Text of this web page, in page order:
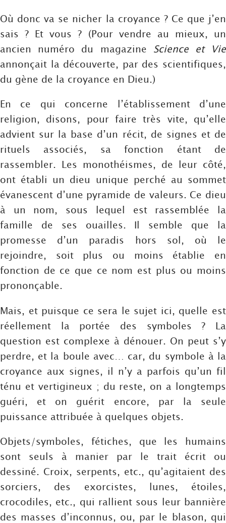
Où donc va se nicher la croyance ? Ce que j’en
sais ? Et vous ? (Pour vendre au mieux, un
ancien numéro du magazine Science et Vie
annonçait la découverte, par des scientifiques,
du gène de la croyance en Dieu.)
En ce qui concerne l’établissement d’une
religion, disons, pour faire très vite, qu’elle
advient sur la base d’un récit, de signes et de
rituels associés, sa fonction étant de
rassembler. Les monothéismes, de leur côté,
ont établi un dieu unique perché au sommet
évanescent d’une pyramide de valeurs. Ce dieu
à un nom, sous lequel est rassemblée la
famille de ses ouailles. Il semble que la
promesse d’un paradis hors sol, où le
rejoindre, soit plus ou moins établie en
fonction de ce que ce nom est plus ou moins
prononçable.
Mais, et puisque ce sera le sujet ici, quelle est
réellement la portée des symboles ? La
question est complexe à dénouer. On peut s’y
perdre, et la boule avec… car, du symbole à la
croyance aux signes, il n’y a parfois qu’un fil
ténu et vertigineux ; du reste, on a longtemps
guéri, et on guérit encore, par la seule
puissance attribuée à quelques objets.
Objets/symboles, fétiches, que les humains
sont seuls à manier par le trait écrit ou
dessiné. Croix, serpents, etc., qu’agitaient des
sorciers, des exorcistes, lunes, étoiles,
crocodiles, etc., qui rallient sous leur bannière
des masses d’inconnus, ou, par le blason, qui